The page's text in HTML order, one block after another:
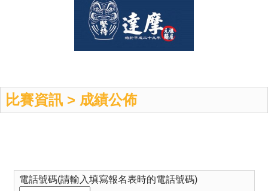
比賽資訊 > 成績公佈
電話號碼(請輸入填寫報名表時的電話號碼)